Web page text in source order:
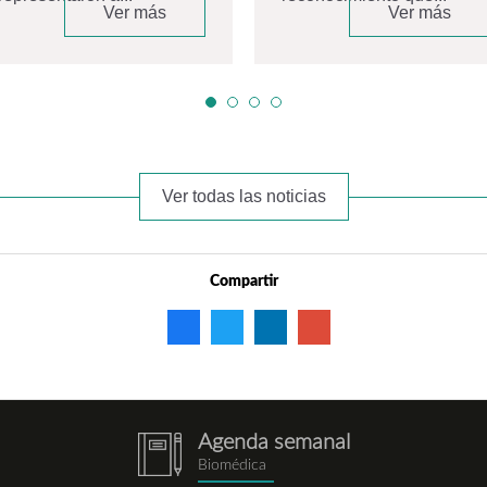
Ver más
Ver más
Ver todas las noticias
Compartir
notebook.png
Agenda semanal
Biomédica